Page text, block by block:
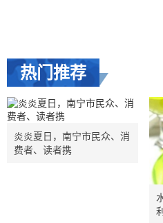
热门推荐
炎炎夏日，南宁市民众、消
费者、读者携